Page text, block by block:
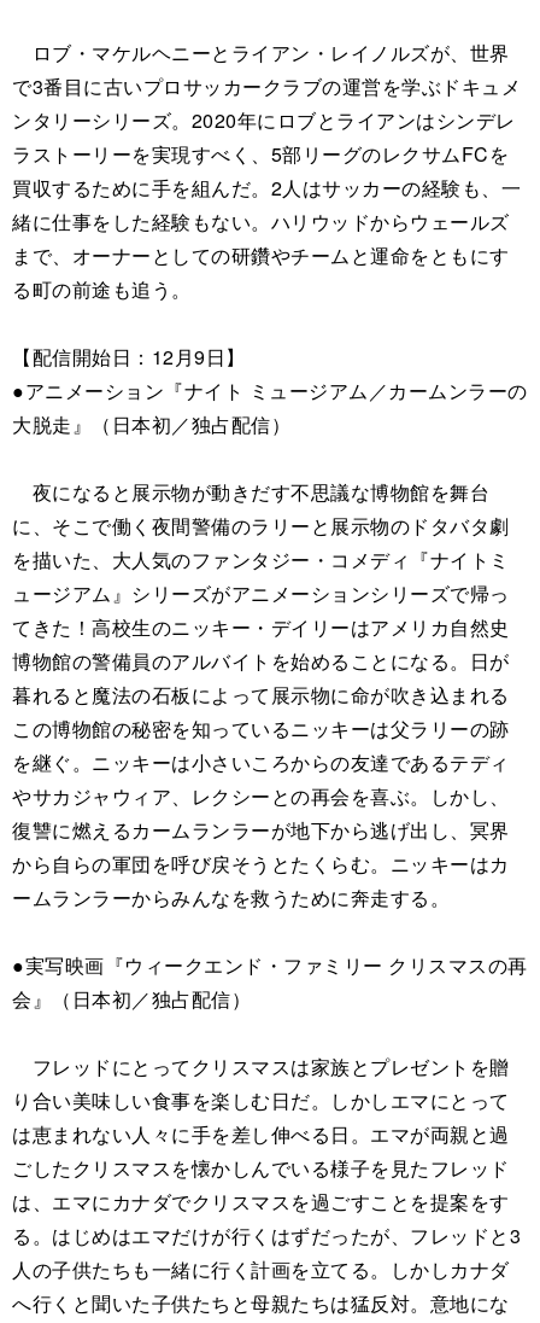
ロブ・マケルヘニーとライアン・レイノルズが、世界
で3番目に古いプロサッカークラブの運営を学ぶドキュメ
ンタリーシリーズ。2020年にロブとライアンはシンデレ
ラストーリーを実現すべく、5部リーグのレクサムFCを
買収するために手を組んだ。2人はサッカーの経験も、一
緒に仕事をした経験もない。ハリウッドからウェールズ
まで、オーナーとしての研鑽やチームと運命をともにす
る町の前途も追う。
【配信開始日：12月9日】
●アニメーション『ナイト ミュージアム／カームンラーの
大脱走』（日本初／独占配信）
夜になると展示物が動きだす不思議な博物館を舞台
に、そこで働く夜間警備のラリーと展示物のドタバタ劇
を描いた、大人気のファンタジー・コメディ『ナイトミ
ュージアム』シリーズがアニメーションシリーズで帰っ
てきた！高校生のニッキー・デイリーはアメリカ自然史
博物館の警備員のアルバイトを始めることになる。日が
暮れると魔法の石板によって展示物に命が吹き込まれる
この博物館の秘密を知っているニッキーは父ラリーの跡
を継ぐ。ニッキーは小さいころからの友達であるテディ
やサカジャウィア、レクシーとの再会を喜ぶ。しかし、
復讐に燃えるカームランラーが地下から逃げ出し、冥界
から自らの軍団を呼び戻そうとたくらむ。ニッキーはカ
ームランラーからみんなを救うために奔走する。
●実写映画『ウィークエンド・ファミリー クリスマスの再
会』（日本初／独占配信）
フレッドにとってクリスマスは家族とプレゼントを贈
り合い美味しい食事を楽しむ日だ。しかしエマにとって
は恵まれない人々に手を差し伸べる日。エマが両親と過
ごしたクリスマスを懐かしんでいる様子を見たフレッド
は、エマにカナダでクリスマスを過ごすことを提案をす
る。はじめはエマだけが行くはずだったが、フレッドと3
人の子供たちも一緒に行く計画を立てる。しかしカナダ
へ行くと聞いた子供たちと母親たちは猛反対。意地にな